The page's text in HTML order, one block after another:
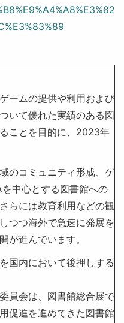
ームの提供や利用および
いて優れた実績のある図
ことを目的に、2023年
のコミュニティ形成、ゲ
中心とする図書館への
らには教育利用などの観
つつ海外で急速に発展を
が進んでいます。
国内において後押しする
員会は、図書館総合展で
促進を進めてきた図書館